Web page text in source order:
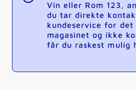
Vin eller Rom 123,
du tar direkte
kundeservice for det
magasinet og ikke
får du raskest mulig